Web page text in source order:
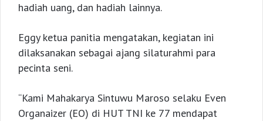
hadiah uang, dan hadiah lainnya.
Eggy ketua panitia mengatakan, kegiatan ini
dilaksanakan sebagai ajang silaturahmi para
pecinta seni.
“Kami Mahakarya Sintuwu Maroso selaku Even
Organaizer (EO) di HUT TNI ke 77 mendapat